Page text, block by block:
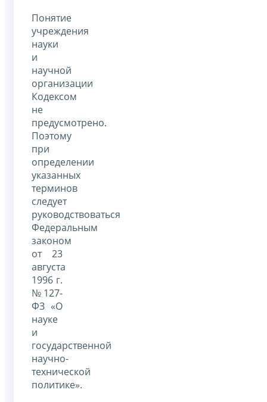
Понятие
учреждения
науки
и
научной
организации
Кодексом
не
предусмотрено.
Поэтому
при
определении
указанных
терминов
следует
руководствоваться
Федеральным
законом
от 23
августа
1996 г.
№ 127-
ФЗ «О
науке
и
государственной
научно-
технической
политике».